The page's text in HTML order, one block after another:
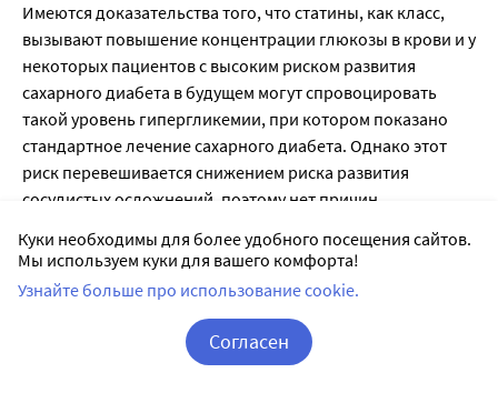
Имеются доказательства того, что статины, как класс,
вызывают повышение концентрации глюкозы в крови и у
некоторых пациентов с высоким риском развития
сахарного диабета в будущем могут спровоцировать
такой уровень гипергликемии, при котором показано
стандартное лечение сахарного диабета. Однако этот
риск перевешивается снижением риска развития
сосудистых осложнений, поэтому нет причин
находящихся в группе риска гипергликемии
(концентрация глюкозы натощак от 5,6 до 6,9 ммоль/л,
ИМТ > 30 кг/м2, повышенная концентрация
триглицеридов, артериальная гипертензия), следует
проводить мониторинг клинических и биохимических
Куки необходимы для более удобного посещения сайтов.
Мы используем куки для вашего комфорта!
Узнайте больше про использование cookie.
Согласен